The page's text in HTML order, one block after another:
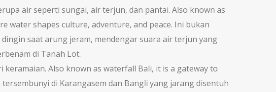
air seperti sungai, air terjun, dan pantai. Also known as
water shapes culture, adventure, and peace. Ini bukan
saat arung jeram, mendengar suara air terjun yang
di Tanah Lot.
keramaian. Also known as waterfall Bali, it is a gateway to
di Karangasem dan Bangli yang jarang disentuh